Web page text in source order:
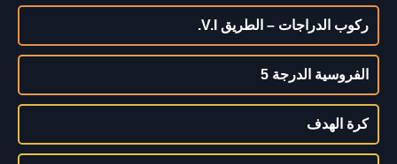
ركوب الدراجات – الطريق V.I.
الفروسية الدرجة 5
كرة الهدف